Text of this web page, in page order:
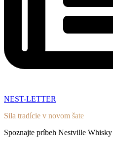
NEST-LETTER
Sila tradície v novom šate
Spoznajte príbeh Nestville Whisky